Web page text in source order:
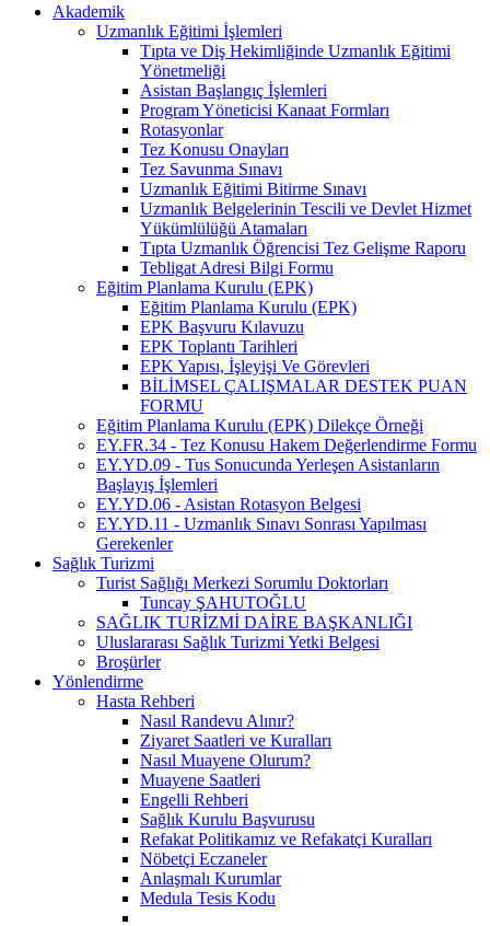
Akademik
Uzmanlık Eğitimi İşlemleri
Tıpta ve Diş Hekimliğinde Uzmanlık Eğitimi
Yönetmeliği
Asistan Başlangıç İşlemleri
Program Yöneticisi Kanaat Formları
Rotasyonlar
Tez Konusu Onayları
Tez Savunma Sınavı
Uzmanlık Eğitimi Bitirme Sınavı
Uzmanlık Belgelerinin Tescili ve Devlet Hizmet
Yükümlülüğü Atamaları
Tıpta Uzmanlık Öğrencisi Tez Gelişme Raporu
Tebligat Adresi Bilgi Formu
Eğitim Planlama Kurulu (EPK)
Eğitim Planlama Kurulu (EPK)
EPK Başvuru Kılavuzu
EPK Toplantı Tarihleri
EPK Yapısı, İşleyişi Ve Görevleri
BİLİMSEL ÇALIŞMALAR DESTEK PUAN
FORMU
Eğitim Planlama Kurulu (EPK) Dilekçe Örneği
EY.FR.34 - Tez Konusu Hakem Değerlendirme Formu
EY.YD.09 - Tus Sonucunda Yerleşen Asistanların
Başlayış İşlemleri
EY.YD.06 - Asistan Rotasyon Belgesi
EY.YD.11 - Uzmanlık Sınavı Sonrası Yapılması
Gerekenler
Sağlık Turizmi
Turist Sağlığı Merkezi Sorumlu Doktorları
Tuncay ŞAHUTOĞLU
SAĞLIK TURİZMİ DAİRE BAŞKANLIĞI
Uluslararası Sağlık Turizmi Yetki Belgesi
Broşürler
Yönlendirme
Hasta Rehberi
Nasıl Randevu Alınır?
Ziyaret Saatleri ve Kuralları
Nasıl Muayene Olurum?
Muayene Saatleri
Engelli Rehberi
Sağlık Kurulu Başvurusu
Refakat Politikamız ve Refakatçi Kuralları
Nöbetçi Eczaneler
Anlaşmalı Kurumlar
Medula Tesis Kodu